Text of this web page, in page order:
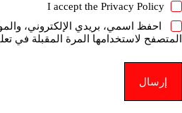
I accept the Privacy Policy
احفظ اسمي، بريدي الإلكتروني،
المتصفح لاستخدامها المرة المقبلة في
إرسال